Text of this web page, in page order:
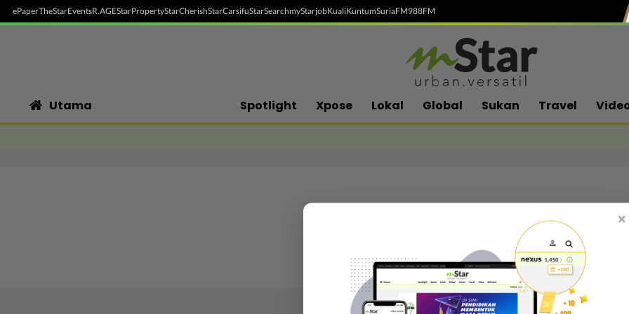
ePaperTheStarEventsR.AGEStarPropertyStarCherishStarCarsifuStarSearchmyStarjobKualiKuntumSuriaFM988FM
Utama Spotlight Xpose Lokal Global Sukan Travel
Follow media sosial kami
×